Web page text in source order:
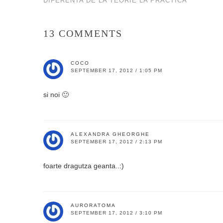
13 COMMENTS
COCO
SEPTEMBER 17, 2012 / 1:05 PM
si noi 🙂
ALEXANDRA GHEORGHE
SEPTEMBER 17, 2012 / 2:13 PM
foarte dragutza geanta..:)
AURORATOMA
SEPTEMBER 17, 2012 / 3:10 PM